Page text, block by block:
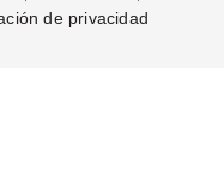
de privacidad